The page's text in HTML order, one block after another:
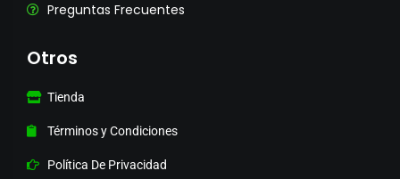
Preguntas Frecuentes
Otros
Tienda
Términos y Condiciones
Política De Privacidad